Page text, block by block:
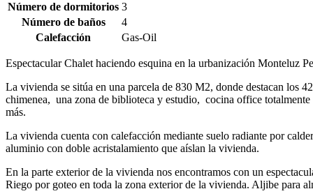
Número de dormitorios 3
Número de baños
4
Calefacción
Gas-Oil
Espectacular Chalet haciendo esquina en la urbanización Monteluz
La vivienda se sitúa en una parcela de 830 M2, donde destacan los
chimenea, una zona de biblioteca y estudio, cocina office
más.
La vivienda cuenta con calefacción mediante suelo radiante por
aluminio con doble acristalamiento que aíslan la vivienda.
En la parte exterior de la vivienda nos encontramos con un
Riego por goteo en toda la zona exterior de la vivienda. Aljibe para